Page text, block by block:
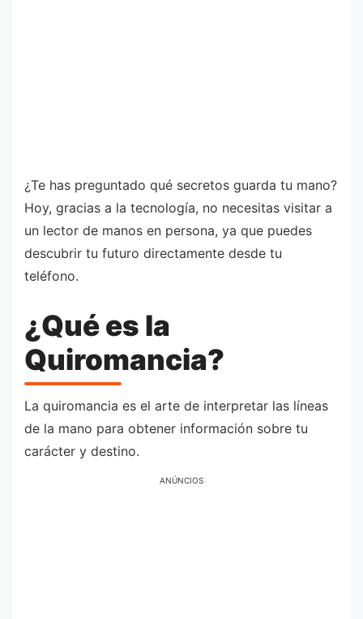
¿Te has preguntado qué secretos guarda tu mano?
Hoy, gracias a la tecnología, no necesitas visitar a
un lector de manos en persona, ya que puedes
descubrir tu futuro directamente desde tu
teléfono.
¿Qué es la
Quiromancia?
La quiromancia es el arte de interpretar las líneas
de la mano para obtener información sobre tu
carácter y destino.
ANÚNCIOS